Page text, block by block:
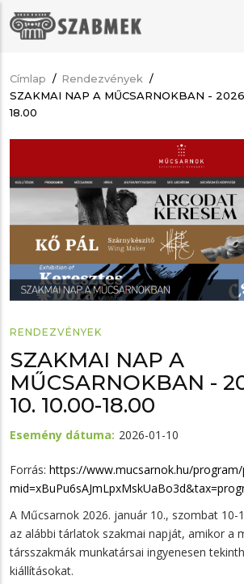
Ugrás
Morzsa
Címlap / Rendezvények /
SZAKMAI NAP A MŰCSARNOKBAN -
18.00
RENDEZVÉNYEK
SZAKMAI NAP A
MŰCSARNOKBAN -
10. 10.00-18.00
Esemény dátuma 2026-01-10
Forrás: https://www.mucsarnok.hu/
A Műcsarnok 2026. január 10., szombat
az alábbi tárlatok szakmai napját, amikor a
társszakmák munkatársai ingyenesen
kiállításokat.